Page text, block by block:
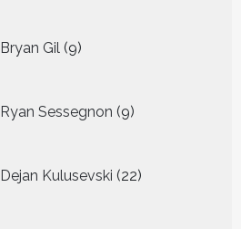
Bryan Gil 9
producten
Ryan Sessegnon 9
producten
Dejan Kulusevski 22
producten